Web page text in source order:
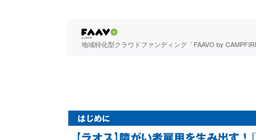
地域特化型クラウドファンディング「FAAVO by